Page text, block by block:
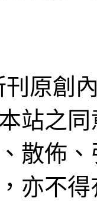
刊原創
站之
散佈
亦不